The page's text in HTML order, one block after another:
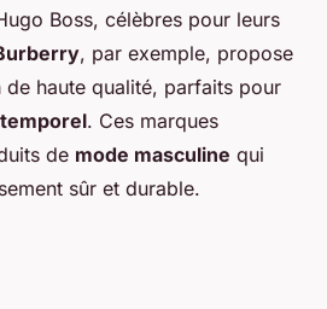
Boss, célèbres pour leurs
, par exemple, propose
haute qualité, parfaits pour
. Ces marques
de mode masculine qui
sûr et durable.